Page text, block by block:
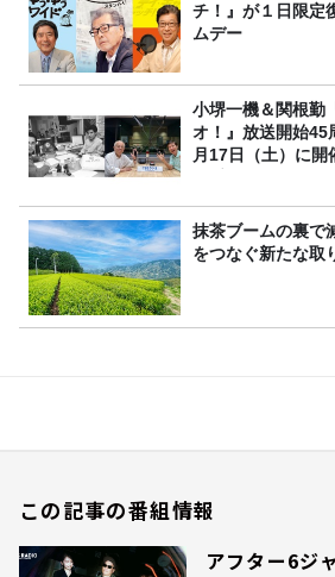
チ！』が１日限定
ムデー
小堺一機＆関根勤
オ！』放送開始45
月17日（土）に開
抹茶ブームの裏
をつなぐ新たな取
この記事の番組情報
アフター6ジ